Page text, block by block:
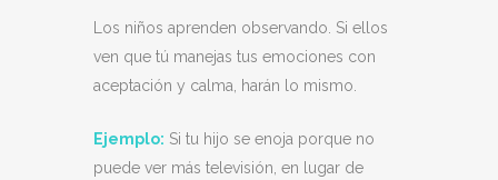
Los niños aprenden observando. Si ellos
ven que tú manejas tus emociones con
aceptación y calma, harán lo mismo.
Ejemplo: Si tu hijo se enoja porque no
puede ver más televisión, en lugar de